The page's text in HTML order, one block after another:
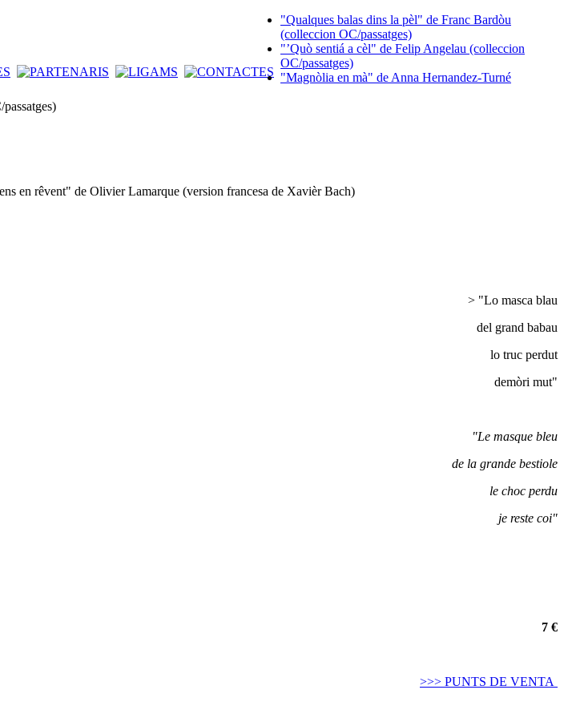
"Qualques balas dins la pèl" de Franc Bardòu
(colleccion OC/passatges)
"’Quò sentiá a cèl" de Felip Angelau (colleccion
OC/passatges)
"Magnòlia en mà" de Anna Hernandez-Turné
en rêvent" de Olivier Lamarque (version francesa de Xavièr Bach)
> "Lo masca blau
del grand babau
lo truc perdut
demòri mut"
"Le masque bleu
de la grande bestiole
le choc perdu
je reste coi"
7 €
>>> PUNTS DE VENTA